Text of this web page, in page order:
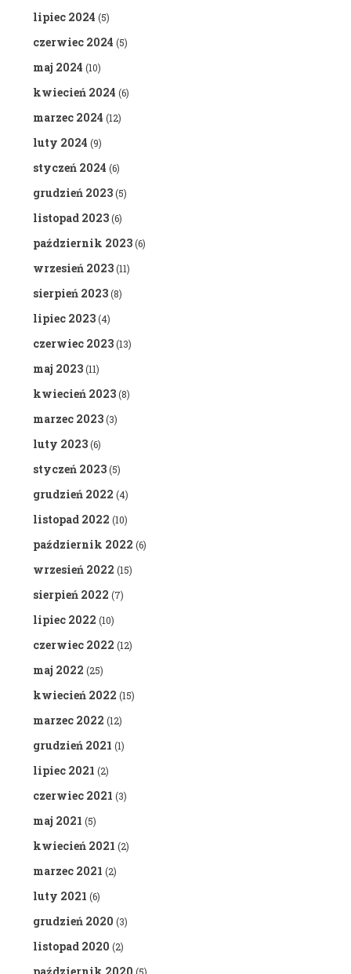
lipiec 2024 (5)
czerwiec 2024 (5)
maj 2024 (10)
kwiecień 2024 (6)
marzec 2024 (12)
luty 2024 (9)
styczeń 2024 (6)
grudzień 2023(5)
listopad 2023(6)
październik 2023(6)
wrzesień 2023(11)
sierpień 2023(8)
lipiec 2023(4)
czerwiec 2023(13)
maj 2023(11)
kwiecień 2023(8)
marzec 2023(3)
luty 2023(6)
styczeń 2023(5)
grudzień 2022 (4)
listopad 2022 (10)
październik 2022 (6)
wrzesień 2022 (15)
sierpień 2022 (7)
lipiec 2022 (10)
czerwiec 2022 (12)
maj 2022 (25)
kwiecień 2022 (15)
marzec 2022 (12)
grudzień 2021 (1)
lipiec 2021 (2)
czerwiec 2021 (3)
maj 2021 (5)
kwiecień 2021 (2)
marzec 2021 (2)
luty 2021 (6)
grudzień 2020 (3)
listopad 2020 (2)